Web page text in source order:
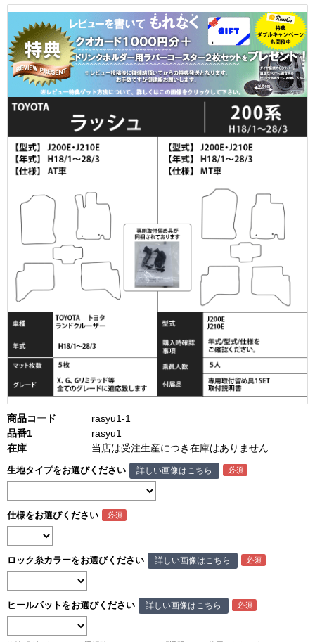
商品コード
rasyu1-1
品番1
rasyu1
在庫
当店は受注生産につき在庫はありません
生地タイプをお選びください 詳しい画像はこちら
仕様をお選びください
ロック糸カラーをお選びください 詳しい画像はこちら
ヒールパットをお選びください 詳しい画像はこちら